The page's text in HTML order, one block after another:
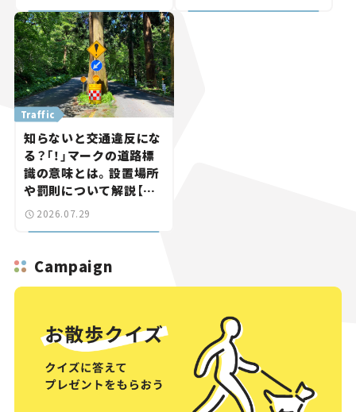
Traffic
知らないと交通違反にな
る？「！」マークの道路標
識の意味とは。設置場所
や罰則について解説【ク
ルマの知識】
2026.07.29
Campaign